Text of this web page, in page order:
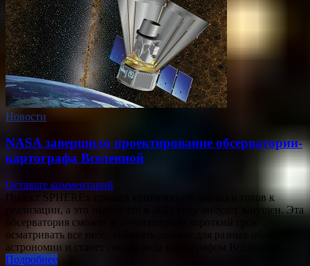
Новости
NASA завершило проектирование обсерватории-
картографа Вселенной
Оставьте комментарий
Проект SPHEREx прошел критический анализ и готов к
реализации, а это значит что в 2025 году онбудет запущен. Эта
обсерватория сможет за относительно короткий срок
осматривать все небо, собирать данные для разных областей
астрономии и станет своего рода картографом Вселенной.…
Подробнее